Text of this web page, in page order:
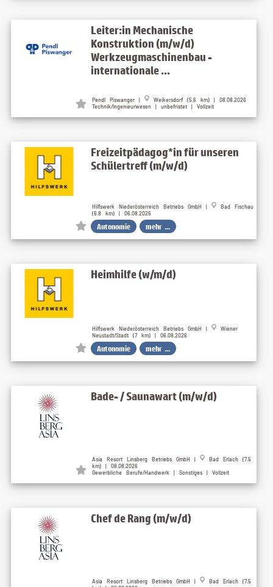
Leiter:in Mechanische
Konstruktion (m/w/d)
Werkzeugmaschinenbau -
internationale ...
Pendl Piswanger |
Weikersdorf (5.6 km) | 08.08.2026
Technik/Ingenieurwesen | unbefristet | Vollzeit
Freizeitpädagog*in für unseren
Schülertreff (m/w/d)
Hilfswerk Niederösterreich Betriebs GmbH |
Bad Fischau
(6.8 km) | 06.08.2026
Autonomie mehr ...
Heimhilfe (w/m/d)
Hilfswerk Niederösterreich Betriebs GmbH |
Wiener
Neustadt/Stadt (7 km) | 06.08.2026
Autonomie mehr ...
Bade- / Saunawart (m/w/d)
Asia Resort Linsberg Betriebs GmbH |
Bad Erlach (7.5
km) | 08.08.2026
Gewerbliche Berufe/Handwerk | Sonstiges | Vollzeit
Chef de Rang (m/w/d)
Asia Resort Linsberg Betriebs GmbH |
Bad Erlach (7.5